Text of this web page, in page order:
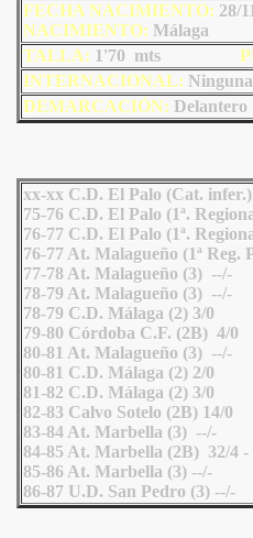
FECHA NACIMIENTO:
NACIMIENTO: Málaga
TALLA: 1'70 mts
INTERNACIONAL: Ninguna
DEMARCACIÓN: Delantero
xx-xx C.D. El Palo (Cat. infer.)
75-76 C.D. El Palo (1ª.
76-77 C.D. El Palo (1ª.
76-77 At. Malagueño (1ª Reg.
77-78 At. Malagueño (3) --/-
78-79 At. Malagueño (3) --/-
78-79 C.D. Málaga (2) 3/0
79-80 Córdoba C.F. (2B) 4/0
80-81 At. Malagueño (3) --/-
80-81 C.D. Málaga (2) 2/0
81-82 C.D. Málaga (2) 3/0
82-83 Calvo Sotelo (2B) 14/0
83-84 At. Marbella (3) --/-
84-85 At. Marbella (2B) 32/4 -
85-86 At. Marbella (3) --/-
86-87 U.D. San Pedro (3)